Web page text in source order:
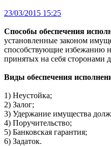
23/03/2015 15:25
Способы обеспечения
установленные законом
способствующие избежанию
принятых на себя сторонами
Виды обеспечения
1) Неустойка;
2) Залог;
3) Удержание имущества
4) Поручительство;
5) Банковская гарантия;
6) Задаток.